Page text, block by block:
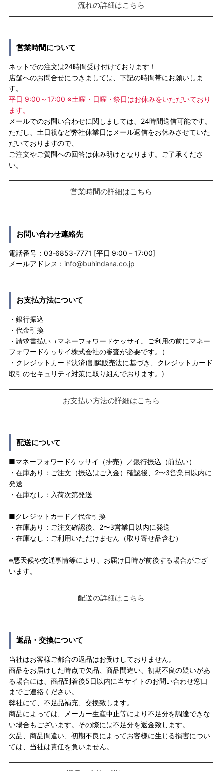
流れの詳細はこちら
営業時間について
ネットでの注文は24時間受け付けております！
店舗へのお問合せにつきましては、下記の時間帯にお願いしま
す。
平日 9:00～17:00 ※土曜・日曜・祭日はお休みをいただいており
ます。
メールでのお問い合わせに関しましては、24時間送信可能です。
ただし、土日祝など弊社休業日はメール返信をお休みさせていた
だいておりますので、
ご注文やご質問への回答は休み明けとなります。ご了承くださ
い。
営業時間の詳細はこちら
お問い合わせ連絡先
電話番号：03-6853-7771 [平日 9:00－17:00]
メールアドレス： info@buhindana.co.jp
お支払方法について
・銀行振込
・代金引換
・請求書払い（マネーフォワードケッサイ。ご利用の前にマネー
フォワードケッサイ株式会社の審査が必要です。）
・クレジットカード決済(割賦販売法に基づき、クレジットカード
取引のセキュリティ対策に取り組んでおります。)
お支払い方法の詳細はこちら
配送について
■マネーフォワードケッサイ（掛売）／銀行振込（前払い）
・在庫あり：ご注文（振込はご入金）確認後、2〜3営業日以内に
発送
・在庫なし：入荷次第発送
■クレジットカード／代金引換
・在庫あり：ご注文確認後、2〜3営業日以内に発送
・在庫なし：ご利用いただけません（取り寄せ品含む）
※悪天候や交通事情等により、お届け日時が前後する場合がござ
います。
配送の詳細はこちら
返品・交換について
当社はお客様ご都合の返品はお受けしておりません。
商品をお届けした時点で欠品、商品間違い、初期不良の疑いがあ
る場合には、商品到着後5日以内に当サイトのお問い合わせ窓口
までご連絡ください。
弊社にて、不足品補充、交換致します。
商品によっては、メーカー生産中止等により不足分を調達できな
い場合もございます。その際には不足分を返金致します。
欠品、商品間違い、初期不良によってお客様に生じる損害につい
ては、当社は責任を負いません。